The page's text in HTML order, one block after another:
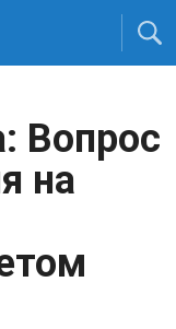
Вопрос
на